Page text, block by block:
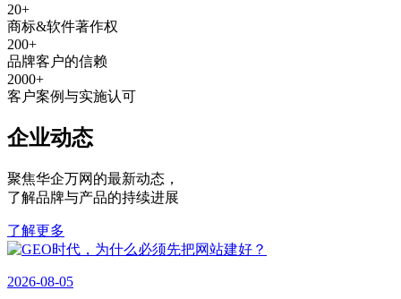
20+
商标&软件著作权
200+
品牌客户的信赖
2000+
客户案例与实施认可
企业动态
聚焦华企万网的最新动态 ，
了解品牌与产品的持续进展
了解更多
2026-08-05